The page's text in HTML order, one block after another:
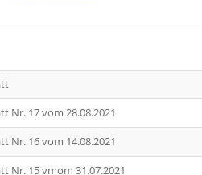
Nr. 17 vom 28.08.2021
Nr. 16 vom 14.08.2021
Nr. 15 vmom 31.07.2021